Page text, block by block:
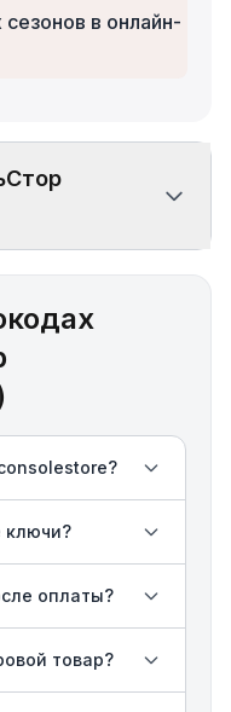
в онлайн-
ключи?
оплаты?
товар?